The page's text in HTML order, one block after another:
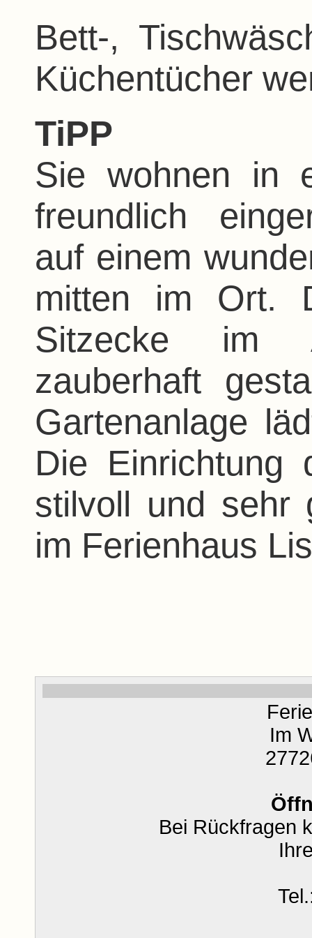
Bett-,
Küchentücher
TiPP
Sie wohnen in
freundlich
auf einem
mitten im Ort.
Sitzecke im
zauberhaft
Gartenanlage
Die Einrichtung
stilvoll und sehr
im Ferienhaus
Im
Bei Rückfragen